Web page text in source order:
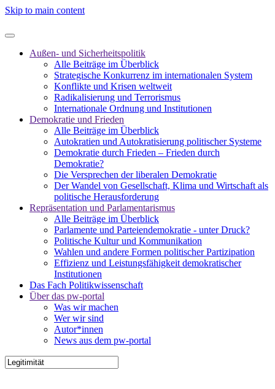
Skip to main content
Außen- und Sicherheitspolitik
Alle Beiträge im Überblick
Strategische Konkurrenz im internationalen System
Konflikte und Krisen weltweit
Radikalisierung und Terrorismus
Internationale Ordnung und Institutionen
Demokratie und Frieden
Alle Beiträge im Überblick
Autokratien und Autokratisierung politischer Systeme
Demokratie durch Frieden – Frieden durch
Demokratie?
Die Versprechen der liberalen Demokratie
Der Wandel von Gesellschaft, Klima und Wirtschaft als
politische Herausforderung
Repräsentation und Parlamentarismus
Alle Beiträge im Überblick
Parlamente und Parteiendemokratie - unter Druck?
Politische Kultur und Kommunikation
Wahlen und andere Formen politischer Partizipation
Effizienz und Leistungsfähigkeit demokratischer
Institutionen
Das Fach Politikwissenschaft
Über das pw-portal
Was wir machen
Wer wir sind
Autor*innen
News aus dem pw-portal